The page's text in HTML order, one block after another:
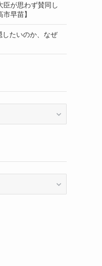
臣が思わず賛同し
早苗】
たいのか、なぜ